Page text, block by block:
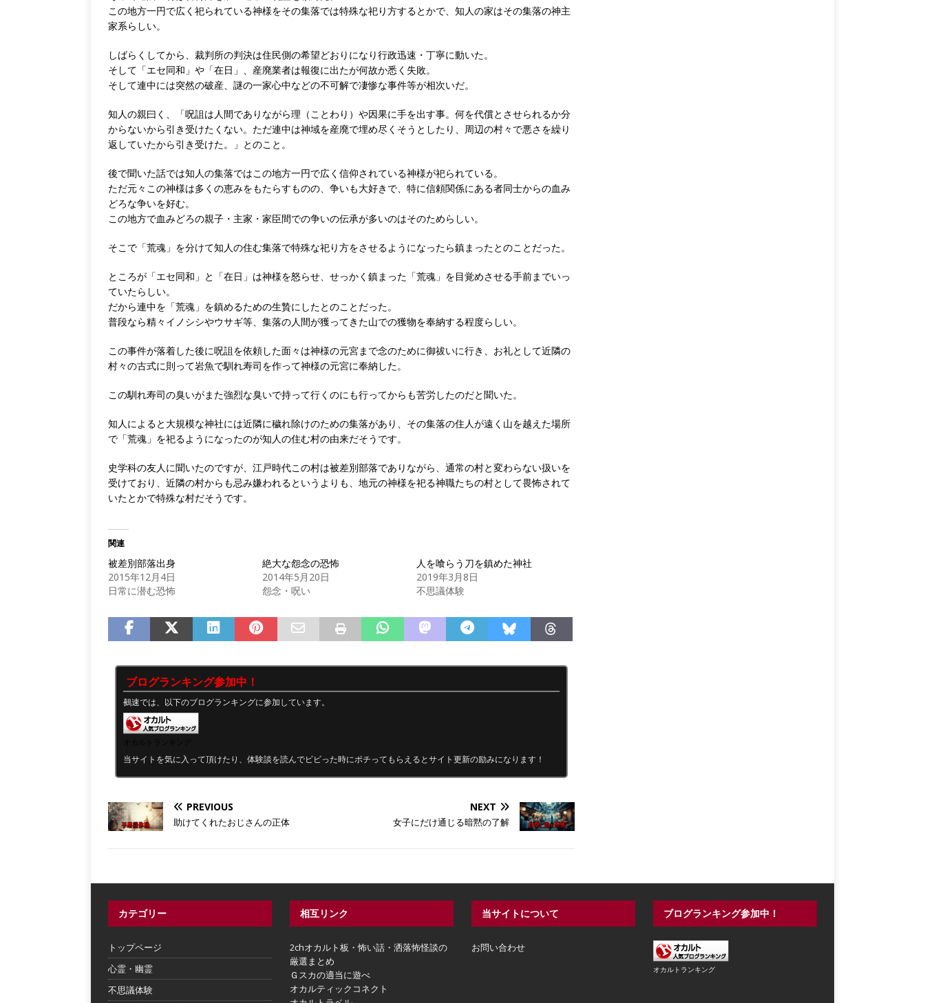
この地方一円で広く祀られている神様をその集落では特殊な祀り方するとかで、知人の家はその集落の神主
家系らしい。
しばらくしてから、裁判所の判決は住民側の希望どおりになり行政迅速・丁寧に動いた。
そして「エセ同和」や「在日」、産廃業者は報復に出たが何故か悉く失敗。
そして連中には突然の破産、謎の一家心中などの不可解で凄惨な事件等が相次いだ。
知人の親曰く、「呪詛は人間でありながら理（ことわり）や因果に手を出す事。何を代償とさせられるか分
からないから引き受けたくない。ただ連中は神域を産廃で埋め尽くそうとしたり、周辺の村々で悪さを繰り
返していたから引き受けた。」とのこと。
後で聞いた話では知人の集落ではこの地方一円で広く信仰されている神様が祀られている。
ただ元々この神様は多くの恵みをもたらすものの、争いも大好きで、特に信頼関係にある者同士からの血み
どろな争いを好む。
この地方で血みどろの親子・主家・家臣間での争いの伝承が多いのはそのためらしい。
そこで「荒魂」を分けて知人の住む集落で特殊な祀り方をさせるようになったら鎮まったとのことだった。
ところが「エセ同和」と「在日」は神様を怒らせ、せっかく鎮まった「荒魂」を目覚めさせる手前までいっ
ていたらしい。
だから連中を「荒魂」を鎮めるための生贄にしたとのことだった。
普段なら精々イノシシやウサギ等、集落の人間が獲ってきた山での獲物を奉納する程度らしい。
この事件が落着した後に呪詛を依頼した面々は神様の元宮まで念のために御祓いに行き、お礼として近隣の
村々の古式に則って岩魚で馴れ寿司を作って神様の元宮に奉納した。
この馴れ寿司の臭いがまた強烈な臭いで持って行くのにも行ってからも苦労したのだと聞いた。
知人によると大規模な神社には近隣に穢れ除けのための集落があり、その集落の住人が遠く山を越えた場所
で「荒魂」を祀るようになったのが知人の住む村の由来だそうです。
史学科の友人に聞いたのですが、江戸時代この村は被差別部落でありながら、通常の村と変わらない扱いを
受けており、近隣の村からも忌み嫌われるというよりも、地元の神様を祀る神職たちの村として畏怖されて
いたとかで特殊な村だそうです。
関連
被差別部落出身
2015年12月4日
日常に潜む恐怖
絶大な怨念の恐怖
2014年5月20日
怨念・呪い
人を喰らう刀を鎮めた神社
2019年3月8日
不思議体験
ブログランキング参加中！
鵺速では、以下のブログランキングに参加しています。
当サイトを気に入って頂けたり、体験談を読んでビビった時にポチってもらえるとサイト更新の励みになります！
PREVIOUS
助けてくれたおじさんの正体
NEXT
女子にだけ通じる暗黙の了解
カテゴリー
トップページ
心霊・幽霊
不思議体験
相互リンク
2chオカルト板・怖い話・洒落怖怪談の
厳選まとめ
Ｇスカの適当に遊べ
オカルティックコネクト
当サイトについて
お問い合わせ
ブログランキング参加中！
オカルトランキング